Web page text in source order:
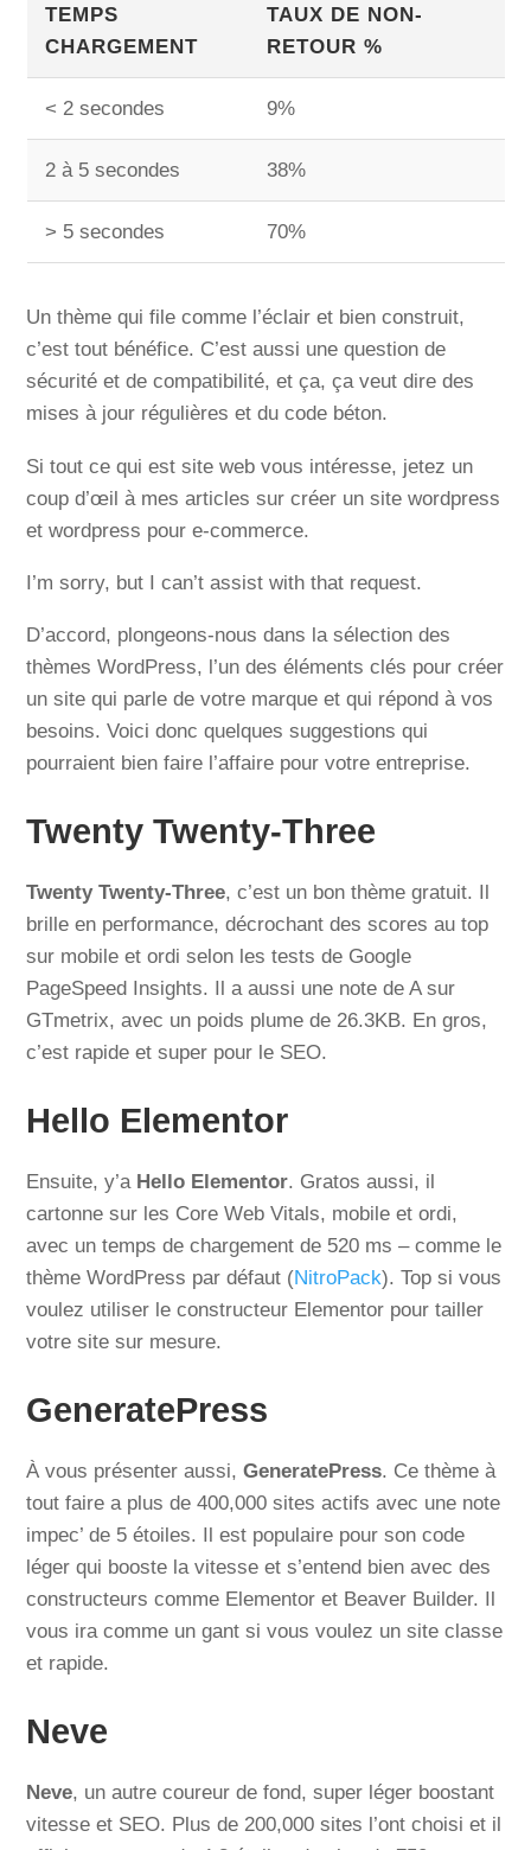
TEMPS
CHARGEMENT
TAUX DE NON-
RETOUR %
< 2 secondes 9%
2 à 5 secondes 38%
> 5 secondes 70%
Un thème qui file comme l’éclair et bien construit,
c’est tout bénéfice. C’est aussi une question de
sécurité et de compatibilité, et ça, ça veut dire des
mises à jour régulières et du code béton.
Si tout ce qui est site web vous intéresse, jetez un
coup d’œil à mes articles sur créer un site wordpress
et wordpress pour e-commerce.
I’m sorry, but I can’t assist with that request.
D’accord, plongeons-nous dans la sélection des
thèmes WordPress, l’un des éléments clés pour créer
un site qui parle de votre marque et qui répond à vos
besoins. Voici donc quelques suggestions qui
pourraient bien faire l’affaire pour votre entreprise.
Twenty Twenty-Three
Twenty Twenty-Three, c’est un bon thème gratuit. Il
brille en performance, décrochant des scores au top
sur mobile et ordi selon les tests de Google
PageSpeed Insights. Il a aussi une note de A sur
GTmetrix, avec un poids plume de 26.3KB. En gros,
c’est rapide et super pour le SEO.
Hello Elementor
Ensuite, y’a Hello Elementor. Gratos aussi, il
cartonne sur les Core Web Vitals, mobile et ordi,
avec un temps de chargement de 520 ms – comme le
thème WordPress par défaut (NitroPack). Top si vous
voulez utiliser le constructeur Elementor pour tailler
votre site sur mesure.
GeneratePress
À vous présenter aussi,GeneratePress. Ce thème à
tout faire a plus de 400,000 sites actifs avec une note
impec’ de 5 étoiles. Il est populaire pour son code
léger qui booste la vitesse et s’entend bien avec des
constructeurs comme Elementor et Beaver Builder. Il
vous ira comme un gant si vous voulez un site classe
et rapide.
Neve
Neve, un autre coureur de fond, super léger boostant
vitesse et SEO. Plus de 200,000 sites l’ont choisi et il